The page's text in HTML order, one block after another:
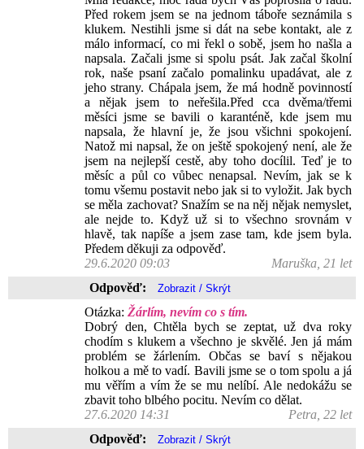
Před rokem jsem se na jednom táboře seznámila s
klukem. Nestihli jsme si dát na sebe kontakt, ale z
málo informací, co mi řekl o sobě, jsem ho našla a
napsala. Začali jsme si spolu psát. Jak začal školní
rok, naše psaní začalo pomalinku upadávat, ale z
jeho strany. Chápala jsem, že má hodně povinností
a nějak jsem to neřešila.Před cca dvěma/třemi
měsíci jsme se bavili o karanténě, kde jsem mu
napsala, že hlavní je, že jsou všichni spokojení.
Natož mi napsal, že on ještě spokojený není, ale že
jsem na nejlepší cestě, aby toho docílil. Teď je to
měsíc a půl co vůbec nenapsal. Nevím, jak se k
tomu všemu postavit nebo jak si to vyložit. Jak bych
se měla zachovat? Snažím se na něj nějak nemyslet,
ale nejde to. Když už si to všechno srovnám v
hlavě, tak napíše a jsem zase tam, kde jsem byla.
Předem děkuji za odpověď.
29.6.2020 09:03
Maruška, 21 let
Odpověď:
Otázka: Žárlím, nevím co s tím.
Dobrý den, Chtěla bych se zeptat, už dva roky
chodím s klukem a všechno je skvělé. Jen já mám
problém se žárlením. Občas se baví s nějakou
holkou a mě to vadí. Bavili jsme se o tom spolu a já
mu věřím a vím že se mu nelíbí. Ale nedokážu se
zbavit toho blbého pocitu. Nevím co dělat.
27.6.2020 14:31
Petra, 22 let
Odpověď: